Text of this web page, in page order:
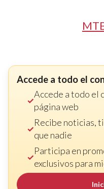
Accede a todo el
Accede a todo el
página web
Recibe noticias,
que nadie
Participa en
exclusivos para